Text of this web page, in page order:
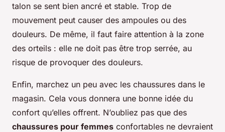
talon se sent bien ancré et stable. Trop de
mouvement peut causer des ampoules ou des
douleurs. De même, il faut faire attention à la zone
des orteils : elle ne doit pas être trop serrée, au
risque de provoquer des douleurs.
Enfin, marchez un peu avec les chaussures dans le
magasin. Cela vous donnera une bonne idée du
confort qu’elles offrent. N’oubliez pas que des
chaussures pour femmes confortables ne devraient